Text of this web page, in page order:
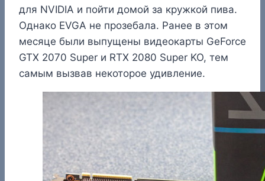
для NVIDIA и пойти домой за кружкой пива.
Однако EVGA не прозебала. Ранее в этом
месяце были выпущены видеокарты GeForce
GTX 2070 Super и RTX 2080 Super KO, тем
самым вызвав некоторое удивление.